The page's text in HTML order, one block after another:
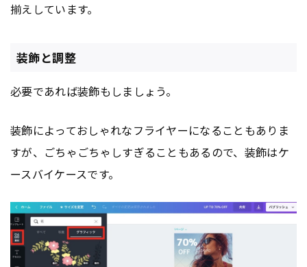
揃えしています。
装飾と調整
必要であれば装飾もしましょう。
装飾によっておしゃれなフライヤーになることもありま
すが、ごちゃごちゃしすぎることもあるので、装飾はケ
ースバイケースです。